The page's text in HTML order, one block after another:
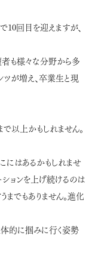
10回目を迎えますが、
も様々な分野から多
が増え、卒業生と現
以上かもしれません。
にはあるかもしれませ
ョンを上げ続けるのは
でもありません。進化
的に掴みに行く姿勢